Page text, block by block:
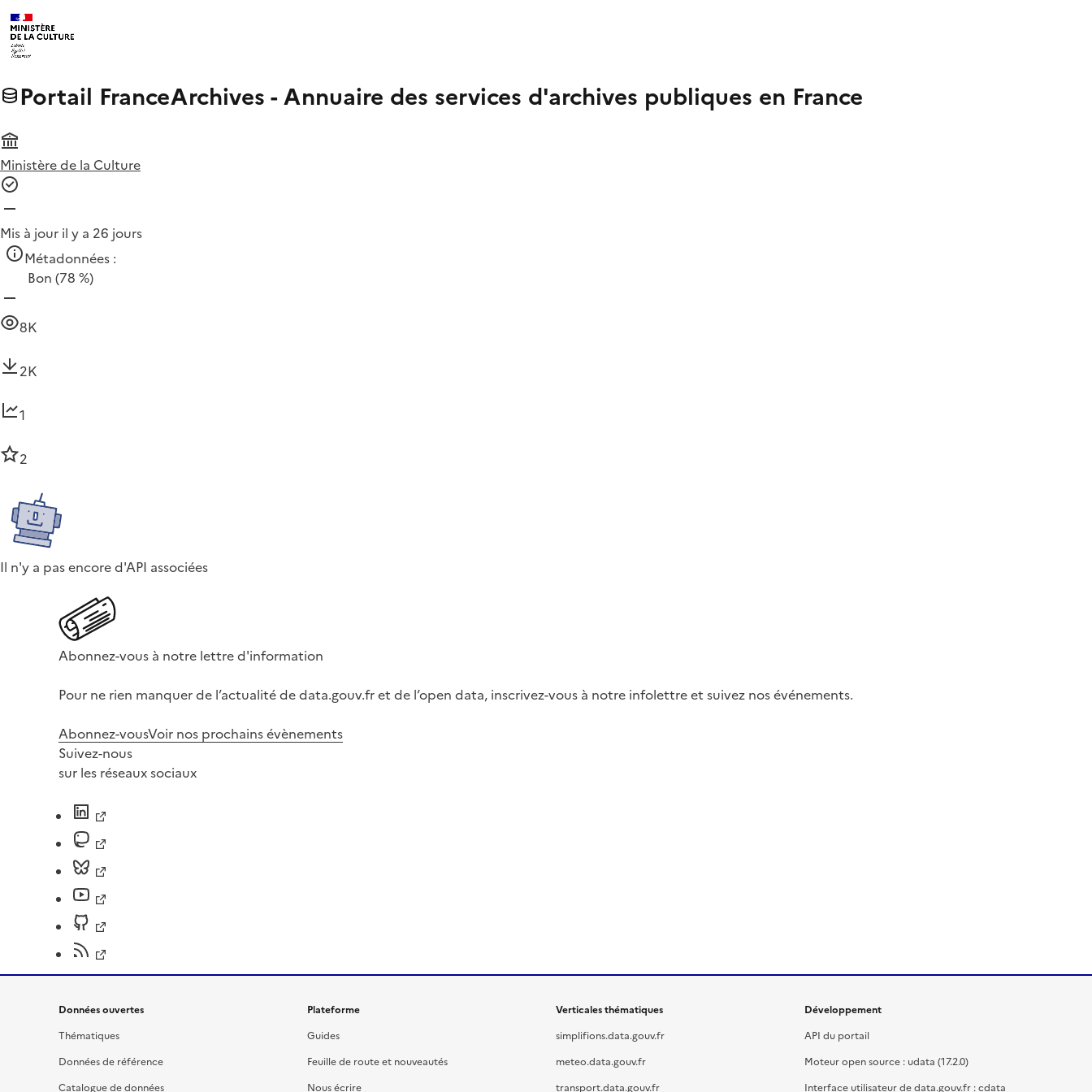
Portail FranceArchives - Annuaire des services d'archives publiques en France
Ministère de la Culture
Mis à jour il y a 26 jours
Métadonnées :
Bon (78 %)
8K
2K
1
2
Il n'y a pas encore d'API associées
Abonnez-vous à notre lettre d'information
Pour ne rien manquer de l’actualité de data.gouv.fr et de l’open data, inscrivez-vous à notre infolettre et suivez nos événements.
Abonnez-vousVoir nos prochains évènements
Suivez-nous
sur les réseaux sociaux
Données ouvertes
Thématiques
Données de référence
Catalogue de données
Plateforme
Guides
Feuille de route et nouveautés
Nous écrire
Verticales thématiques
simplifions.data.gouv.fr
meteo.data.gouv.fr
transport.data.gouv.fr
Développement
API du portail
Moteur open source : udata (17.2.0)
Interface utilisateur de data.gouv.fr : cdata